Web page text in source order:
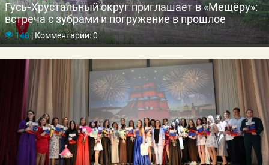
Гусь‑Хрустальный округ приглашает в «Мещёру»:
встреча с зубрами и погружение в прошлое
148 |Комментарии: 0